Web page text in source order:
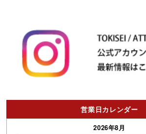
営業日カレンダー
2026年8月